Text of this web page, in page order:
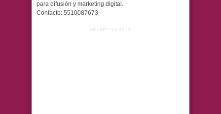
para difusión y marketing digital.
Contacto: 5510087673
ADVERTISEMENT